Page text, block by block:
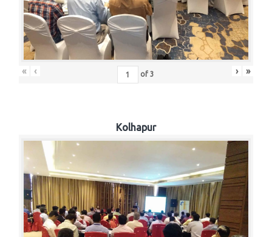
« ‹ of3 › »
Kolhapur